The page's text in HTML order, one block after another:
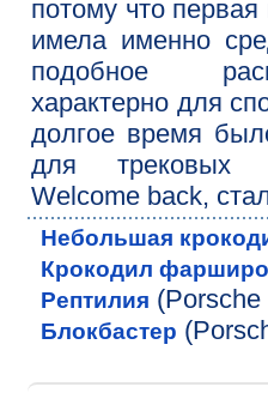
потому что
имела именно
подобное
характерно для
долгое время
для трековых
Welcome back,
Небольшая
Крокодил
Рептилия
Блокбастер